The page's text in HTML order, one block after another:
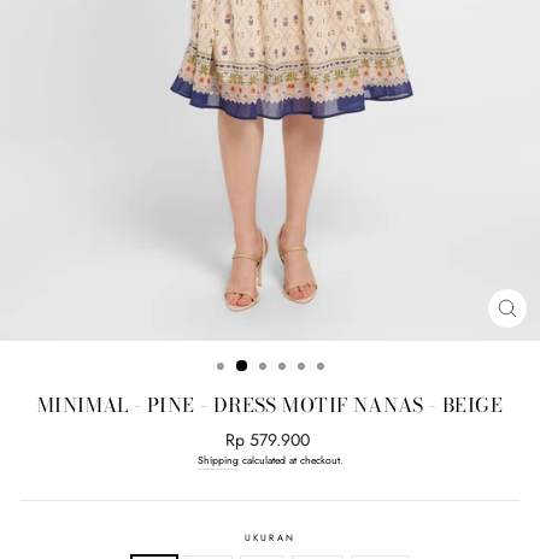
MINIMAL - PINE - DRESS MOTIF NANAS - BEIGE
Regular
price
Rp 579.900
Shippingcalculated at checkout.
UKURAN